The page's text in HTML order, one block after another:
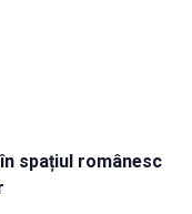
spațiul românesc